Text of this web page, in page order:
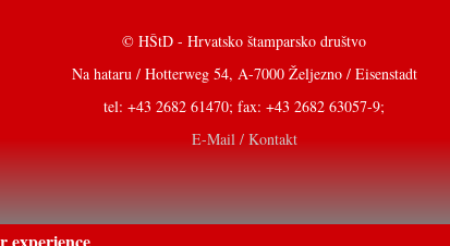
© HŠtD - Hrvatsko štamparsko društvo
Na hataru / Hotterweg 54, A-7000 Željezno / Eisenstadt
tel: +43 2682 61470; fax: +43 2682 63057-9;
E-Mail / Kontakt